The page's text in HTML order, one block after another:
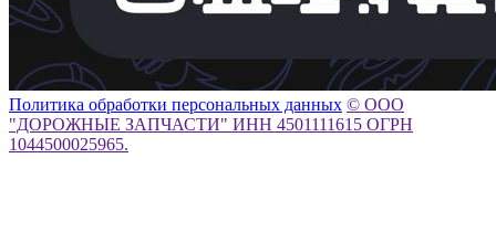
Политика обработки персональных данных © ООО
"ДОРОЖНЫЕ ЗАПЧАСТИ" ИНН 4501111615 ОГРН
1044500025965.